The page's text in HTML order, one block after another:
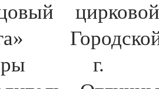
г.